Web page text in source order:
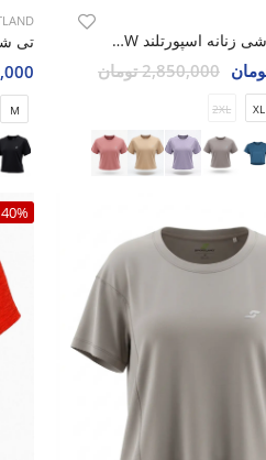
تی شرت ورزشی زنانه اسپورتلند SHIFT Move W
2,850,000 تومان
XL
2XL
M
40%